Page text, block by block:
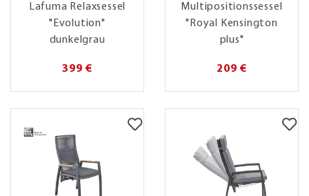
Lafuma Relaxsessel
"Evolution"
dunkelgrau
399 €
Multipositionssessel
"Royal Kensington
plus"
209 €